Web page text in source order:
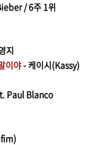
/ 6주 1위
지
이야- 케이시(Kassy)
Paul Blanco